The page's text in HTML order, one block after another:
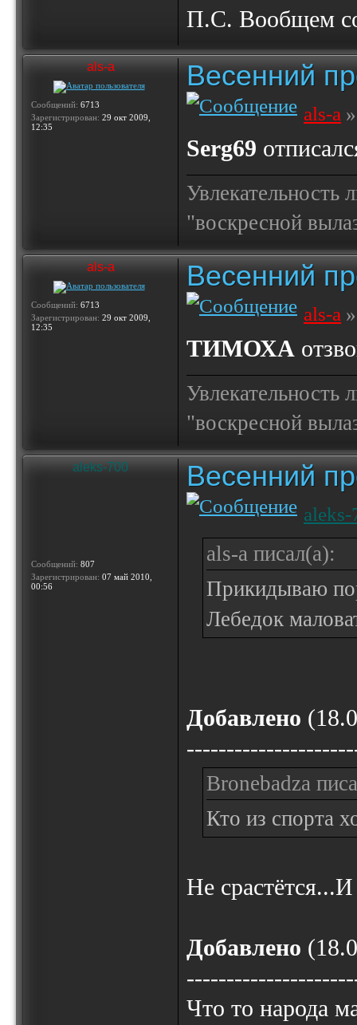
П.С. Вообщем
als-a
Сообщений: 6713
Зарегистрирован: 29 окт 2009,
12:35
Весенний
als-a
Serg69
Увлекательность
"воскресной
als-a
Сообщений: 6713
Зарегистрирован: 29 окт 2009,
12:35
Весенний
als-a
ТИМОХА
Увлекательность
"воскресной
aleks-700
Сообщений: 807
Зарегистрирован: 07 май 2010,
00:56
Весенний
aleks-
als-a писал(а):
Прикидываю
Лебедок
Добавлено
Bronebadza
Кто из спорта
Не
Добавлено
Что то народа